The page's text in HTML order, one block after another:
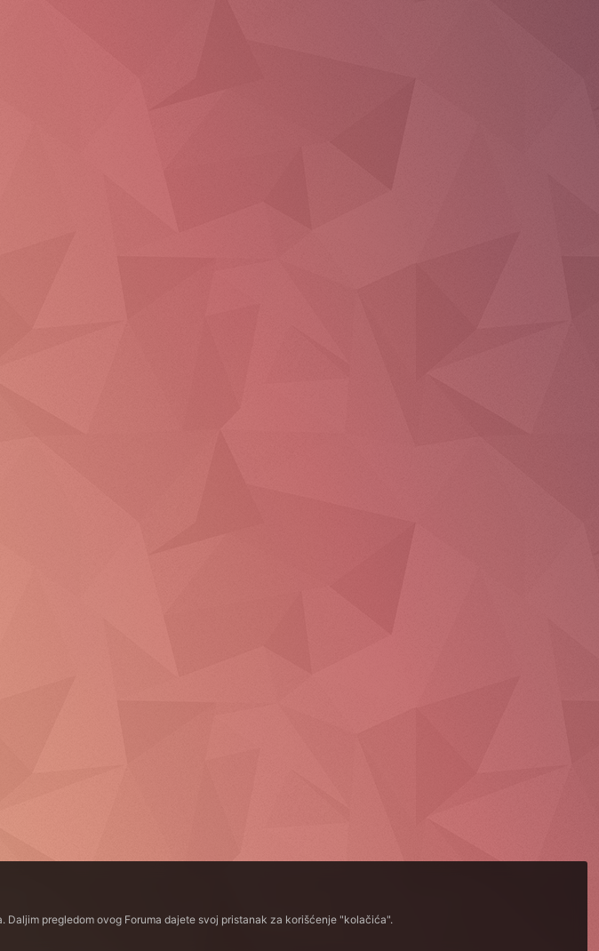
pregledom ovog Foruma dajete svoj pristanak za korišćenje "kolačića".